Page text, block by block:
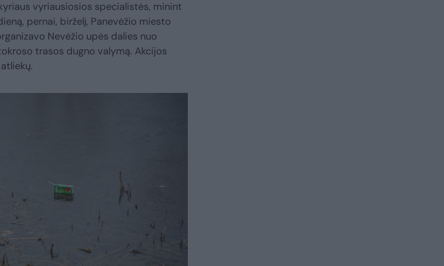
vyriausiosios specialistės, minint
pernai, birželį, Panevėžio miesto
Nevėžio upės dalies nuo
trasos dugno valymą. Akcijos